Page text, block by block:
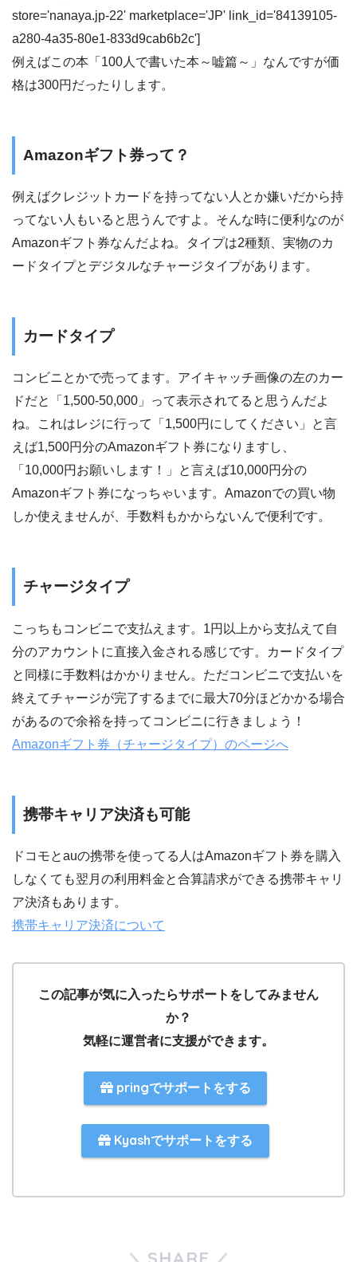
store='nanaya.jp-22' marketplace='JP' link_id='84139105-
a280-4a35-80e1-833d9cab6b2c']
例えばこの本「100人で書いた本～嘘篇～」なんですが価
格は300円だったりします。
Amazonギフト券って？
例えばクレジットカードを持ってない人とか嫌いだから持
ってない人もいると思うんですよ。そんな時に便利なのが
Amazonギフト券なんだよね。タイプは2種類、実物のカ
ードタイプとデジタルなチャージタイプがあります。
カードタイプ
コンビニとかで売ってます。アイキャッチ画像の左のカー
ドだと「1,500-50,000」って表示されてると思うんだよ
ね。これはレジに行って「1,500円にしてください」と言
えば1,500円分のAmazonギフト券になりますし、
「10,000円お願いします！」と言えば10,000円分の
Amazonギフト券になっちゃいます。Amazonでの買い物
しか使えませんが、手数料もかからないんで便利です。
チャージタイプ
こっちもコンビニで支払えます。1円以上から支払えて自
分のアカウントに直接入金される感じです。カードタイプ
と同様に手数料はかかりません。ただコンビニで支払いを
終えてチャージが完了するまでに最大70分ほどかかる場合
があるので余裕を持ってコンビニに行きましょう！
Amazonギフト券（チャージタイプ）のページへ
携帯キャリア決済も可能
ドコモとauの携帯を使ってる人はAmazonギフト券を購入
しなくても翌月の利用料金と合算請求ができる携帯キャリ
ア決済もあります。
携帯キャリア決済について
この記事が気に入ったらサポートをしてみません
か？
気軽に運営者に支援ができます。
pringでサポートをする
Kyashでサポートをする